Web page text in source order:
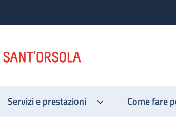
Servizi e prestazioni Come fare